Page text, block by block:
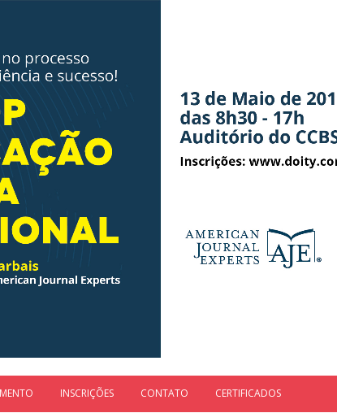
INSCRIÇÕES CONTATO CERTIFICADOS